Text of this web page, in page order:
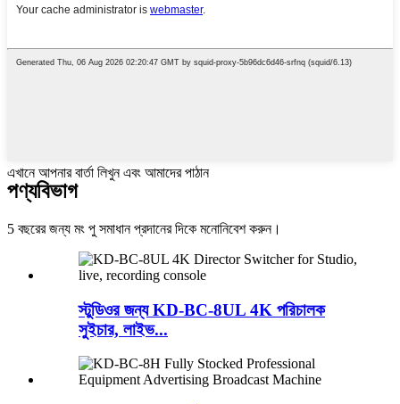
এখানে আপনার বার্তা লিখুন এবং আমাদের পাঠান
পণ্যবিভাগ
5 বছরের জন্য মং পু সমাধান প্রদানের দিকে মনোনিবেশ করুন।
স্টুডিওর জন্য KD-BC-8UL 4K পরিচালক
সুইচার, লাইভ...